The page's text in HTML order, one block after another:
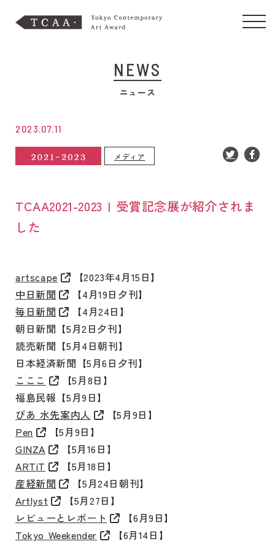
NEWS
ニュース
2023.07.11
メディア
TCAA2021-2023 | 受賞記念展が紹介されま
した
artscape
【2023年4月15日】
中日新聞
【4月19日夕刊】
毎日新聞
【4月24日】
朝日新聞【5月2日夕刊】
読売新聞【5月4日朝刊】
日本経済新聞【5月6日夕刊】
こここ
【5月8日】
福島民報【5月9日】
ぴあ 水先案内人
【5月9日】
Pen
【5月9日】
GINZA
【5月16日】
ARTiT
【5月18日】
産経新聞
【5月24日朝刊】
Artlyst
【5月27日】
レビューとレポート
【6月9日】
Tokyo Weekender
【6月14日】